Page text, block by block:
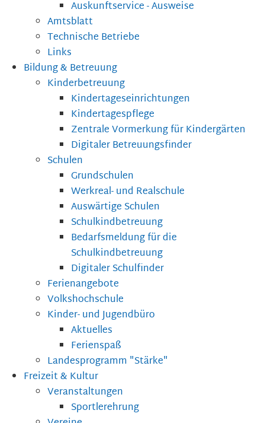
Auskunftservice - Ausweise
Amtsblatt
Technische Betriebe
Links
Bildung & Betreuung
Kinderbetreuung
Kindertageseinrichtungen
Kindertagespflege
Zentrale Vormerkung für Kindergärten
Digitaler Betreuungsfinder
Schulen
Grundschulen
Werkreal- und Realschule
Auswärtige Schulen
Schulkindbetreuung
Bedarfsmeldung für die
Schulkindbetreuung
Digitaler Schulfinder
Ferienangebote
Volkshochschule
Kinder- und Jugendbüro
Aktuelles
Ferienspaß
Landesprogramm "Stärke"
Freizeit & Kultur
Veranstaltungen
Sportlerehrung